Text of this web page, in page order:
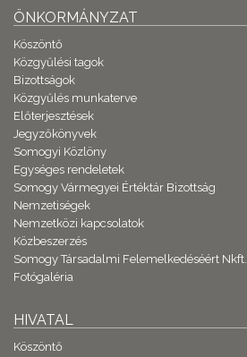
ÖNKORMÁNYZAT
Köszöntő
Közgyűlési tagok
Bizottságok
Közgyűlés munkaterve
Előterjesztések
Jegyzőkönyvek
Somogyi Közlöny
Egységes rendeletek
Somogy Vármegyei Értéktár Bizottság
Nemzetiségek
Nemzetközi kapcsolatok
Közbeszerzés
Somogy Társadalmi Felemelkedéséért Nkft.
Fotógaléria
HIVATAL
Köszöntő